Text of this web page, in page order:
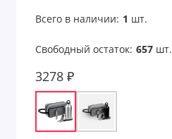
Всего в наличии: 1 шт.
Свободный остаток: 657шт.
3278 ₽